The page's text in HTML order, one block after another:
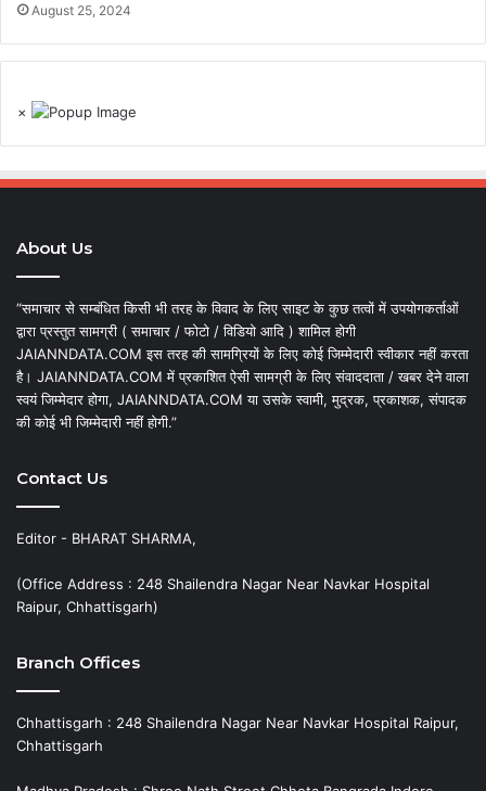
August 25, 2024
×
About Us
“समाचार से सम्बंधित किसी भी तरह के विवाद के लिए साइट के कुछ तत्वों में उपयोगकर्ताओं
द्वारा प्रस्तुत सामग्री ( समाचार / फोटो / विडियो आदि ) शामिल होगी
JAIANNDATA.COM इस तरह की सामग्रियों के लिए कोई जिम्मेदारी स्वीकार नहीं करता
है। JAIANNDATA.COM में प्रकाशित ऐसी सामग्री के लिए संवाददाता / खबर देने वाला
स्वयं जिम्मेदार होगा, JAIANNDATA.COM या उसके स्वामी, मुद्रक, प्रकाशक, संपादक
की कोई भी जिम्मेदारी नहीं होगी.”
Contact Us
Editor - BHARAT SHARMA,
(Office Address : 248 Shailendra Nagar Near Navkar Hospital
Raipur, Chhattisgarh)
Branch Offices
Chhattisgarh : 248 Shailendra Nagar Near Navkar Hospital Raipur,
Chhattisgarh